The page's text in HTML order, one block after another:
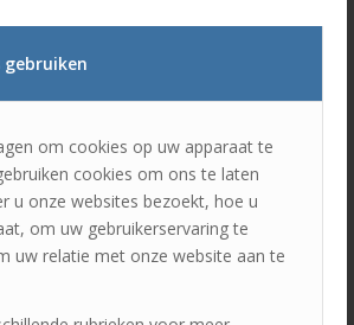
gebruiken
om cookies op uw apparaat te
cookies om ons te laten
u onze websites bezoekt, hoe u
om uw gebruikerservaring te
uw relatie met onze website aan te
DOORTOERAS VERZEKERINGEN